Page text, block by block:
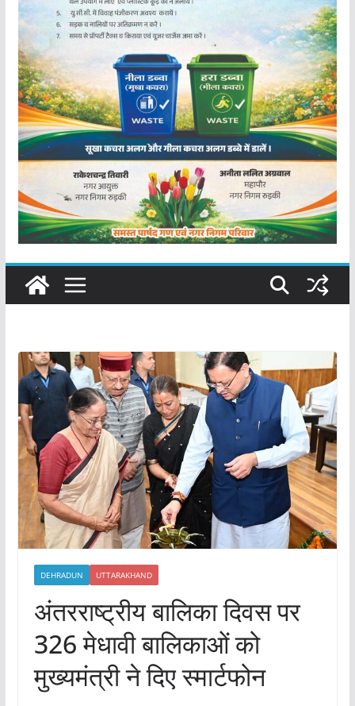
DEHRADUN UTTARAKHAND
अंतरराष्ट्रीय बालिका दिवस पर
326 मेधावी बालिकाओं को
मुख्यमंत्री ने दिए स्मार्टफोन